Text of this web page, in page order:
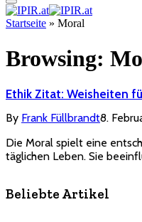
Startseite » Moral
Browsing:
Ethik Zitat: Weisheiten
By Frank Füllbrandt8.
Die Moral spielt eine
täglichen Leben. Sie
Beliebte Artikel